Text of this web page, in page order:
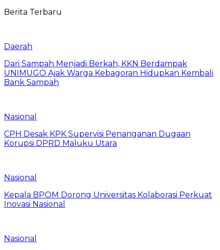
Berita Terbaru
Daerah
Dari Sampah Menjadi Berkah, KKN Berdampak
UNIMUGO Ajak Warga Kebagoran Hidupkan Kembali
Bank Sampah
Nasional
CPH Desak KPK Supervisi Penanganan Dugaan
Korupsi DPRD Maluku Utara
Nasional
Kepala BPOM Dorong Universitas Kolaborasi Perkuat
Inovasi Nasional
Nasional